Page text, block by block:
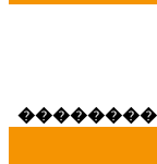
�������� -